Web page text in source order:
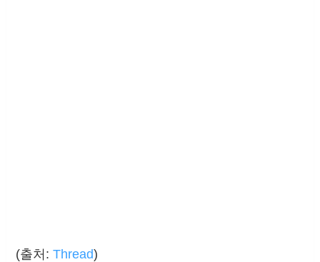
(출처:Thread)